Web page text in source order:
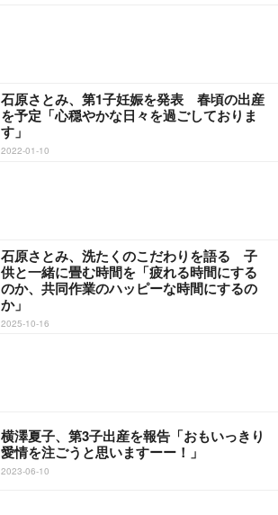
石原さとみ、第1子妊娠を発表 春頃の出産
を予定「心穏やかな日々を過ごしておりま
す」
2022-01-10
石原さとみ、洗たくのこだわりを語る 子
供と一緒に畳む時間を「疲れる時間にする
のか、共同作業のハッピーな時間にするの
か」
2025-10-16
横澤夏子、第3子出産を報告「おもいっきり
愛情を注ごうと思いますーー！」
2023-06-10